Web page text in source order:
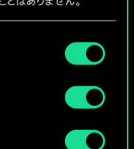
確認ください。